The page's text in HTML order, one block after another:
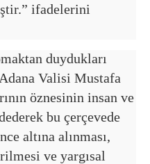
ifadelerini
duydukları
Valisi Mustafa
öznesinin insan ve
bu çerçevede
altına alınması,
ve yargısal